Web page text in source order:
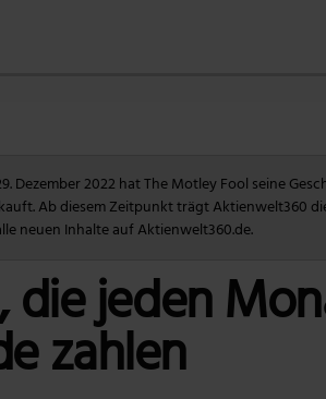
Dezember 2022 hat The Motley Fool seine
Ab diesem Zeitpunkt trägt Aktienwelt360
neuen Inhalte auf Aktienwelt360.de.
die jeden
zahlen